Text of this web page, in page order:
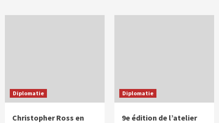
Diplomatie
Christopher Ross en
Diplomatie
9e édition de l’atelier